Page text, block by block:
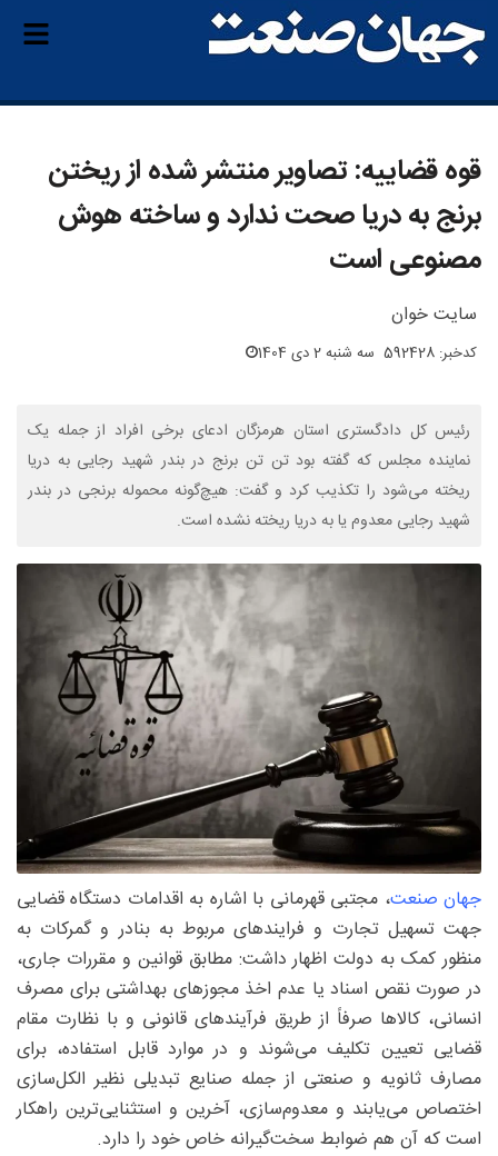
قوه قضاییه: تصاویر منتشر شده از ریختن
برنج به دریا صحت ندارد و ساخته هوش
مصنوعی است
سایت خوان
کدخبر: 592428 سه شنبه 2 دی 1404
رئیس کل دادگستری استان هرمزگان ادعای برخی افراد از جمله یک
نماینده مجلس که گفته بود تن تن برنج در بندر شهید رجایی به دریا
ریخته می‌شود را تکذیب کرد و گفت: هیچ‌گونه محموله برنجی در بندر
شهید رجایی معدوم یا به دریا ریخته نشده است.
جهان صنعت، مجتبی قهرمانی با اشاره به اقدامات دستگاه قضایی
جهت تسهیل تجارت و فرایندهای مربوط به بنادر و گمرکات به
منظور کمک به دولت اظهار داشت: مطابق قوانین و مقررات جاری،
در صورت نقص اسناد یا عدم اخذ مجوزهای بهداشتی برای مصرف
انسانی، کالاها صرفاً از طریق فرآیندهای قانونی و با نظارت مقام
قضایی تعیین تکلیف می‌شوند و در موارد قابل استفاده، برای
مصارف ثانویه و صنعتی از جمله صنایع تبدیلی نظیر الکل‌سازی
اختصاص می‌یابند و معدوم‌سازی، آخرین و استثنایی‌ترین راهکار
است که آن هم ضوابط سخت‌گیرانه خاص خود را دارد.